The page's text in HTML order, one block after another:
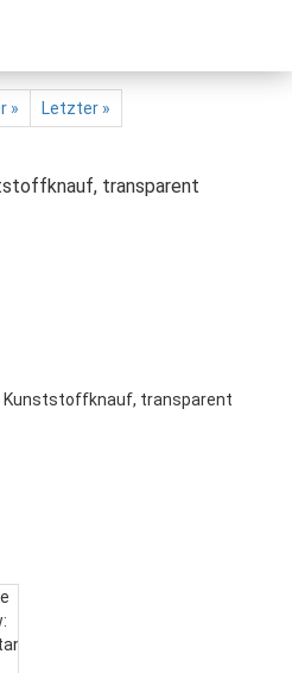
»
Letzter »
transparent